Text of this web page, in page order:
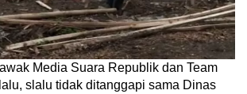
Media Suara Republik dan Team
slalu tidak ditanggapi sama Dinas